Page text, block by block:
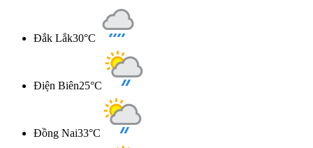
Đắk Lắk30°C
Điện Biên25°C
Đồng Nai33°C